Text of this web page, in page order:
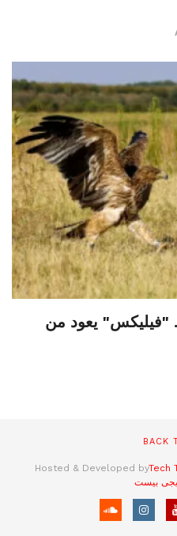
"فيليكس" يعود من
BACK
Tech
ايجى بيست